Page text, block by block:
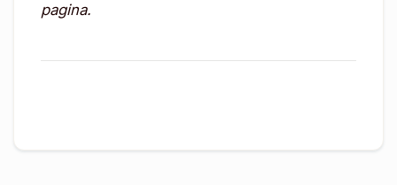
pagina.